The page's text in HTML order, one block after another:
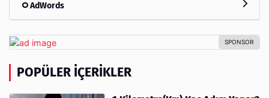
AdWords
POPÜLER İÇERIKLER